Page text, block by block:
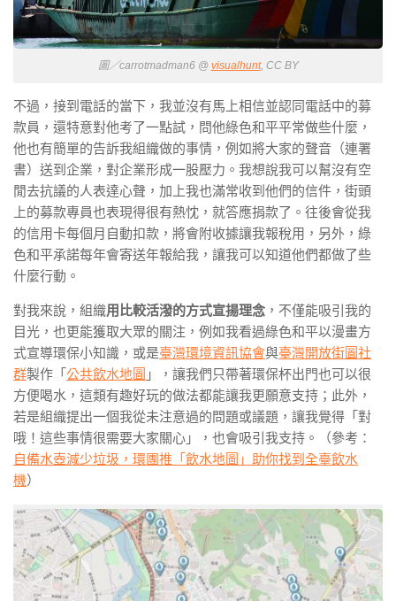
圖／carrotmadman6 @ visualhunt, CC BY
不過，接到電話的當下，我並沒有馬上相信並認同電話中的募
款員，還特意對他考了一點試，問他綠色和平平常做些什麼，
他也有簡單的告訴我組織做的事情，例如將大家的聲音（連署
書）送到企業，對企業形成一股壓力。我想說我可以幫沒有空
閒去抗議的人表達心聲，加上我也滿常收到他們的信件，街頭
上的募款專員也表現得很有熱忱，就答應捐款了。往後會從我
的信用卡每個月自動扣款，將會附收據讓我報稅用，另外，綠
色和平承諾每年會寄送年報給我，讓我可以知道他們都做了些
什麼行動。
對我來說，組織用比較活潑的方式宣揚理念 ，不僅能吸引我的
目光，也更能獲取大眾的關注，例如我看過綠色和平以漫畫方
式宣導環保小知識，或是臺灣環境資訊協會與臺灣開放街圖社
群製作「 公共飲水地圖 」，讓我們只帶著環保杯出門也可以很
方便喝水，這類有趣好玩的做法都能讓我更願意支持；此外，
若是組織提出一個我從未注意過的問題或議題，讓我覺得「對
哦！這些事情很需要大家關心」，也會吸引我支持。（參考：
自備水壺減少垃圾，環團推「飲水地圖」助你找到全臺飲水
機）